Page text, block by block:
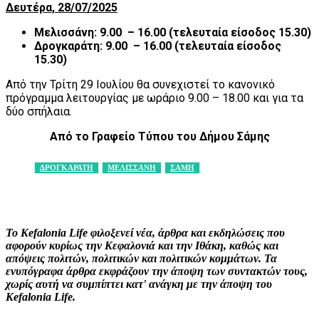
Δευτέρα, 28/07/2025
Μελισσάνη: 9.00 – 16.00 (τελευταία είσοδος 15.30)
Δρογκαράτη: 9.00 – 16.00 (τελευταία είσοδος
15.30)
Από την Τρίτη 29 Ιουλίου θα συνεχιστεί το κανονικό
πρόγραμμα λειτουργίας με ωράριο 9.00 – 18.00 και για τα
δύο σπήλαια.
Από το Γραφείο Τύπου του Δήμου Σάμης
ΔΡΟΓΚΑΡΑΤΗ ΜΕΛΙΣΣΑΝΗ ΣΑΜΗ
Το Kefalonia Life φιλοξενεί νέα, άρθρα και εκδηλώσεις που
αφορούν κυρίως την Κεφαλονιά και την Ιθάκη, καθώς και
απόψεις πολιτών, πολιτικών και πολιτικών κομμάτων. Τα
ενυπόγραφα άρθρα εκφράζουν την άποψη των συντακτών τους,
χωρίς αυτή να συμπίπτει κατ' ανάγκη με την άποψη του
Kefalonia Life.